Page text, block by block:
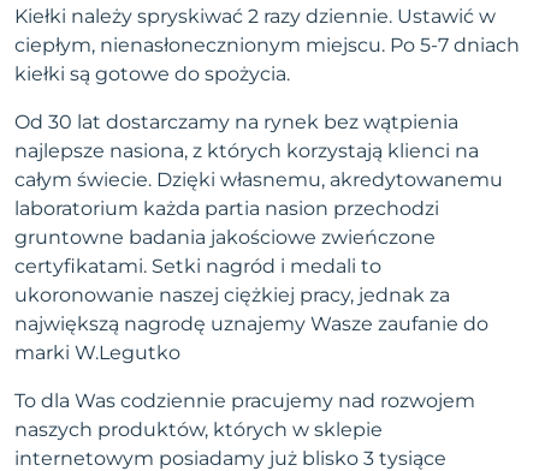
Kiełki należy spryskiwać 2 razy dziennie. Ustawić w
ciepłym, nienasłonecznionym miejscu. Po 5-7 dniach
kiełki są gotowe do spożycia.
Od 30 lat dostarczamy na rynek bez wątpienia
najlepsze nasiona, z których korzystają klienci na
całym świecie. Dzięki własnemu, akredytowanemu
laboratorium każda partia nasion przechodzi
gruntowne badania jakościowe zwieńczone
certyfikatami. Setki nagród i medali to
ukoronowanie naszej ciężkiej pracy, jednak za
największą nagrodę uznajemy Wasze zaufanie do
marki W.Legutko
To dla Was codziennie pracujemy nad rozwojem
naszych produktów, których w sklepie
internetowym posiadamy już blisko 3 tysiące